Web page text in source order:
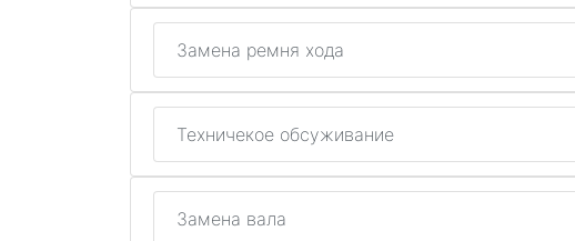
Замена ремня хода
Техничекое обсуживание
Замена вала